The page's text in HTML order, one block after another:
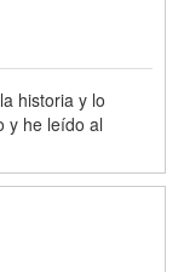
historia y lo
y he leído al